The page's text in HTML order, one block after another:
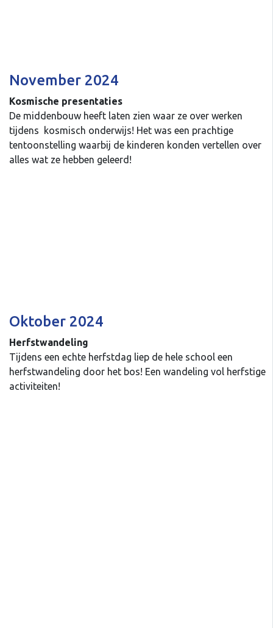
November 2024
Kosmische presentaties
De middenbouw heeft laten zien waar ze over werken
tijdens kosmisch onderwijs! Het was een prachtige
tentoonstelling waarbij de kinderen konden vertellen over
alles wat ze hebben geleerd!
Oktober 2024
Herfstwandeling
Tijdens een echte herfstdag liep de hele school een
herfstwandeling door het bos! Een wandeling vol herfstige
activiteiten!